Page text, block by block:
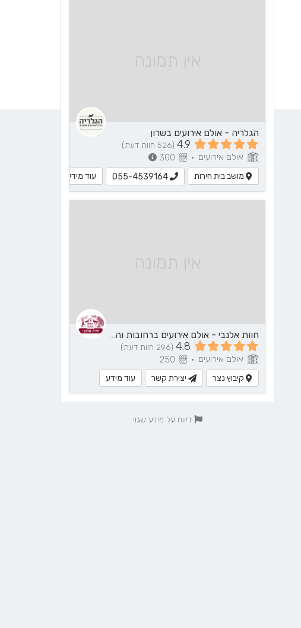
אין תמונה
הגלריה - אולם אירועים בשרון
4.9 (526 חוות דעת)
אולם אירועים •
מושב בית חירות
055-4539164 עוד מידע
אין תמונה
חוות אלנבי - אולם אירועים ברחובות והסביבה
4.8 (296 חוות דעת)
אולם אירועים •
קיבוץ נצר
יצירת קשר עוד מידע
דיווח על מידע שגוי